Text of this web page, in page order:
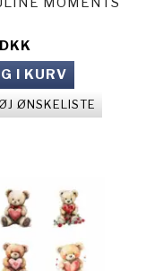
I KURV
ØNSKELISTE